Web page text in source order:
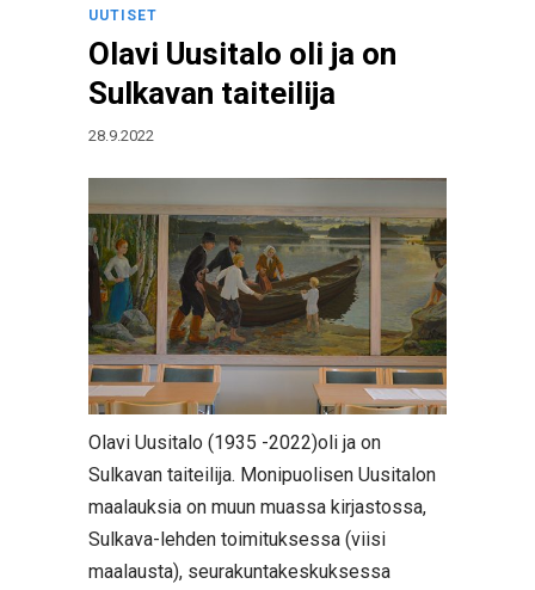
UUTISET
Olavi Uusitalo oli ja on
Sulkavan taiteilija
28.9.2022
Olavi Uusitalo (1935 -2022)oli ja on
Sulkavan taiteilija. Monipuolisen Uusitalon
maalauksia on muun muassa kirjastossa,
Sulkava-lehden toimituksessa (viisi
maalausta), seurakuntakeskuksessa